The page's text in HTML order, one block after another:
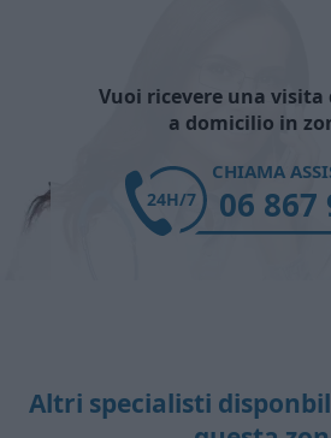
Vuoi ricevere una visita
a domicilio in
CHIAMA
06 867
24H/7
Altri specialisti